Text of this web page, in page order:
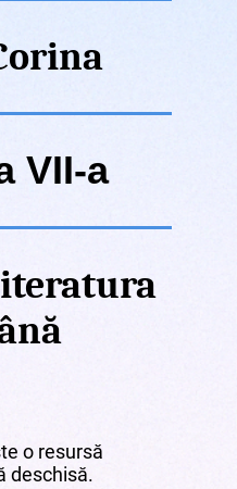
VII-a
o resursă
deschisă.